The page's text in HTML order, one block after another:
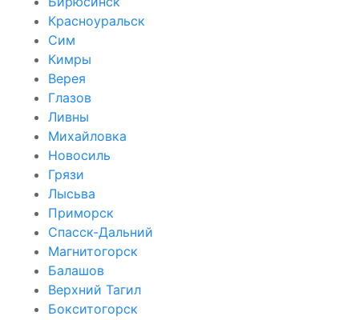
Красноуральск
Сим
Кимры
Верея
Глазов
Ливны
Михайловка
Новосиль
Грязи
Лысьва
Приморск
Спасск-Дальний
Магнитогорск
Балашов
Верхний Тагил
Бокситогорск